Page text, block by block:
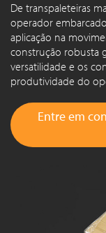
De transpaleteiras
operador
aplicação na
construção robusta
versatilidade e os
produtividade do
Entre em